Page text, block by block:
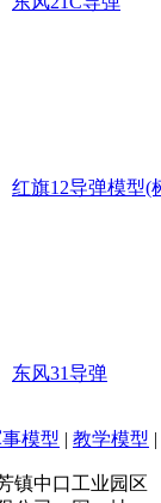
红旗12导弹模型
东风31导弹
模型 | 教学模型 |
镇中口工业